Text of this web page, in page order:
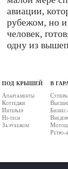
авиации,
рубежом, но и
человек,
одну из
под крышей
Апартаменты
Коттеджи
Интерьер
Hi-tech
За рубежом
в
Ретро-